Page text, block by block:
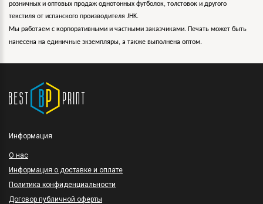
розничных и оптовых продаж однотонных футболок, толстовок и другого
текстиля от испанского производителя JHK.
Мы работаем с корпоративными и частными заказчиками. Печать может быть
нанесена на единичные экземпляры, а также выполнена оптом.
Информация
O нас
Информация о доставке и оплате
Политика конфиденциальности
Договор публичной оферты